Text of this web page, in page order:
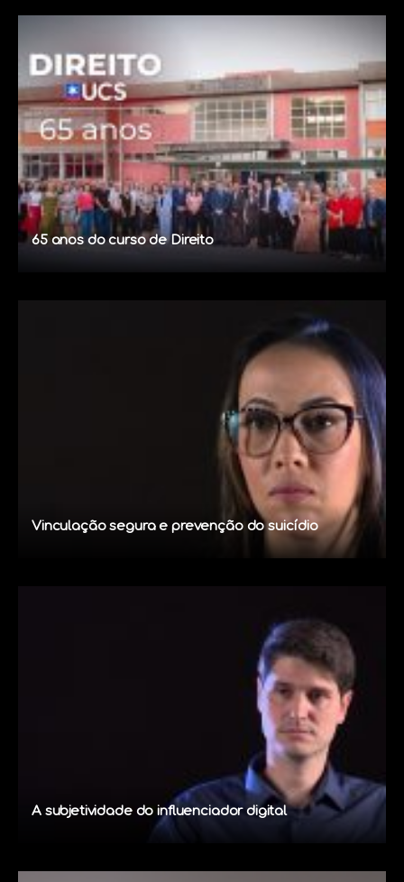
65 anos do curso de Direito
Vinculação segura e prevenção do suicídio
A subjetividade do influenciador digital